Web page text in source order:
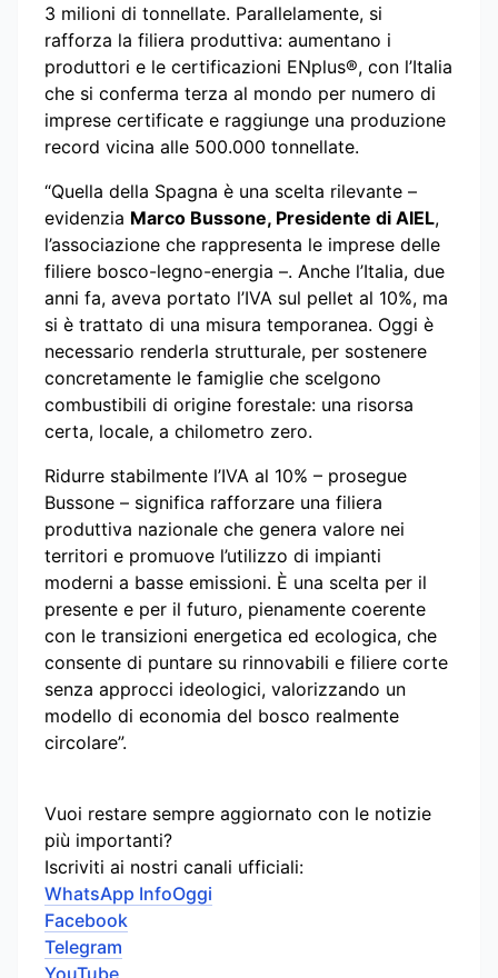
3 milioni di tonnellate. Parallelamente, si
rafforza la filiera produttiva: aumentano i
produttori e le certificazioni ENplus®, con l’Italia
che si conferma terza al mondo per numero di
imprese certificate e raggiunge una produzione
record vicina alle 500.000 tonnellate.
“Quella della Spagna è una scelta rilevante –
evidenzia Marco Bussone, Presidente di AIEL,
l’associazione che rappresenta le imprese delle
filiere bosco-legno-energia –. Anche l’Italia, due
anni fa, aveva portato l’IVA sul pellet al 10%, ma
si è trattato di una misura temporanea. Oggi è
necessario renderla strutturale, per sostenere
concretamente le famiglie che scelgono
combustibili di origine forestale: una risorsa
certa, locale, a chilometro zero.
Ridurre stabilmente l’IVA al 10% – prosegue
Bussone – significa rafforzare una filiera
produttiva nazionale che genera valore nei
territori e promuove l’utilizzo di impianti
moderni a basse emissioni. È una scelta per il
presente e per il futuro, pienamente coerente
con le transizioni energetica ed ecologica, che
consente di puntare su rinnovabili e filiere corte
senza approcci ideologici, valorizzando un
modello di economia del bosco realmente
circolare”.
Vuoi restare sempre aggiornato con le notizie
più importanti?
Iscriviti ai nostri canali ufficiali:
WhatsApp InfoOggi
Facebook
Telegram